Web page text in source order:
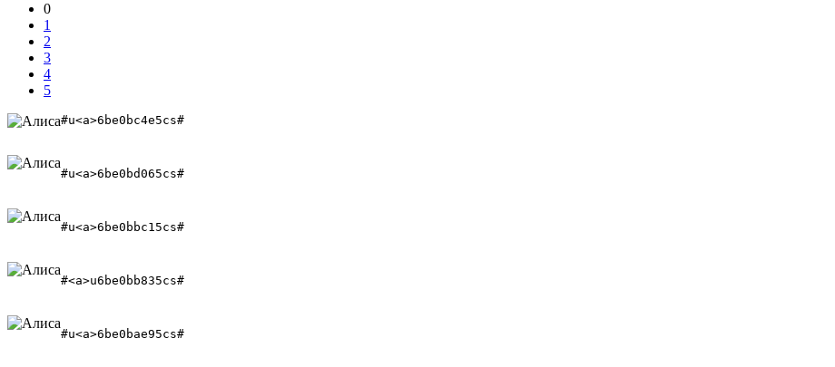
0
1
2
3
4
5
#u<a>6be0bc4e5cs#
#u<a>6be0bd065cs#
#u<a>6be0bbc15cs#
#<a>u6be0bb835cs#
#u<a>6be0bae95cs#